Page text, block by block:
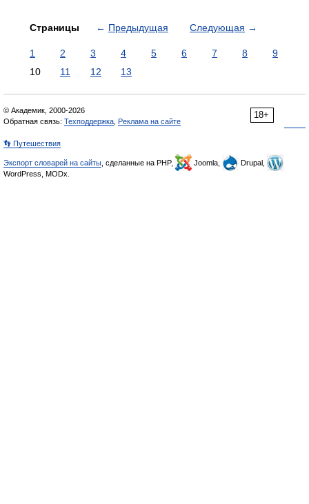
Страницы ← Предыдущая Следующая →
1 2 3 4 5 6 7 8
9
10
11 12 13
18+
© Академик, 2000-2026
Обратная связь: Техподдержка Реклама на сайте
👣 Путешествия
Экспорт словарей на сайты , сделанные на PHP, Joomla,
Drupal,
WordPress, MODx.